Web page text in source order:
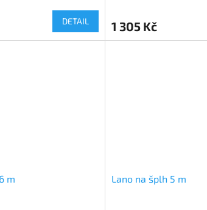
DETAIL 1 305 Kč
m Lano na šplh 5 m